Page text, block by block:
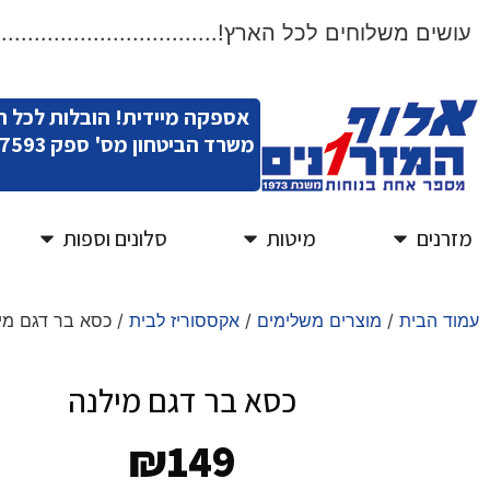
עושים משלוחים לכל
אספקה מיידית! הובלות לכל
משרד הביטחון מס' ספק 11007593
מזרנים מיטות סלונים וספות
עמוד הבית / מוצרים משלימים / אקססוריז לבית / כסא בר דגם
כסא בר דגם מילנה
₪149